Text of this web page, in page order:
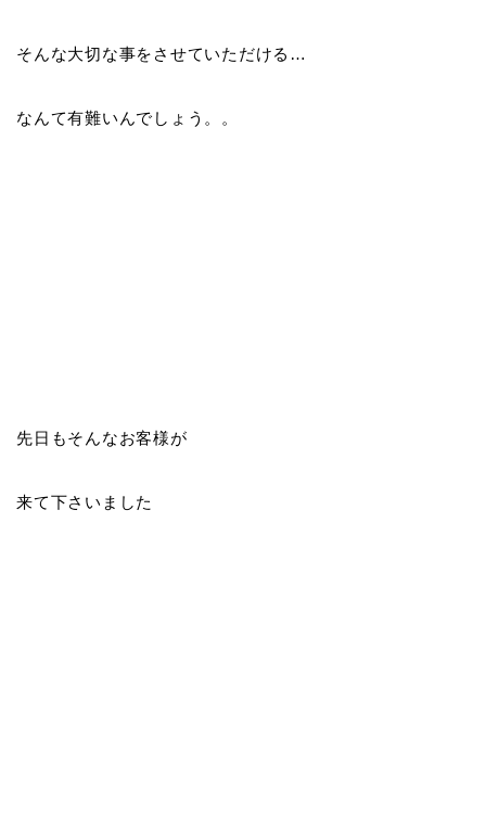
そんな大切な事をさせていただける…
なんて有難いんでしょう。。
先日もそんなお客様が
来て下さいました